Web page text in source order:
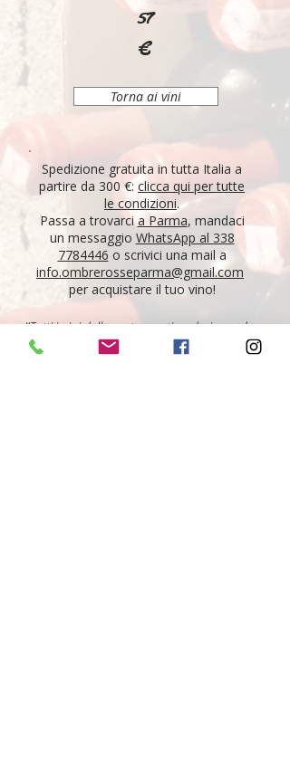
57
€
Torna ai vini
Spedizione gratuita in tutta Italia a
partire da 300 €: clicca qui per tutte
le condizioni.
Passa a trovarcia Parma, mandaci
un messaggio WhatsApp al 338
7784446 o scrivici una mail a
info.ombrerosseparma@gmail.com
per acquistare il tuo vino!
"Tutti i vini della nostra cantina derivano da un
lungo percorso di ricerca, iniziato nel 1995 con